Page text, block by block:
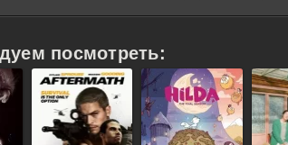
посмотреть: